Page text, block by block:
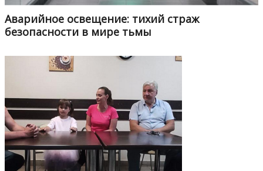
Аварийное освещение: тихий страж
безопасности в мире тьмы